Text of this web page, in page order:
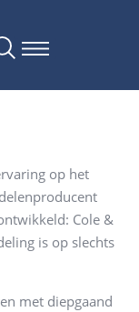
op het
Cole &
is op slechts
met diepgaand